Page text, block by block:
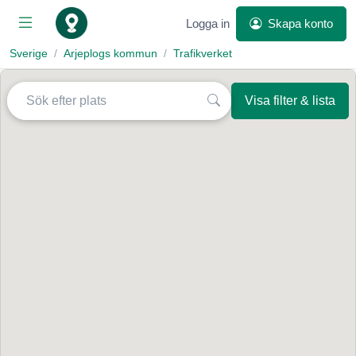
Logga in Skapa konto
Sverige Arjeplogs kommun Trafikverket
Visa filter & lista